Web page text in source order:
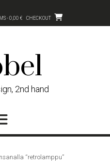
- 0,00 € CHECKOUT
2nd hand
“retrolamppu”